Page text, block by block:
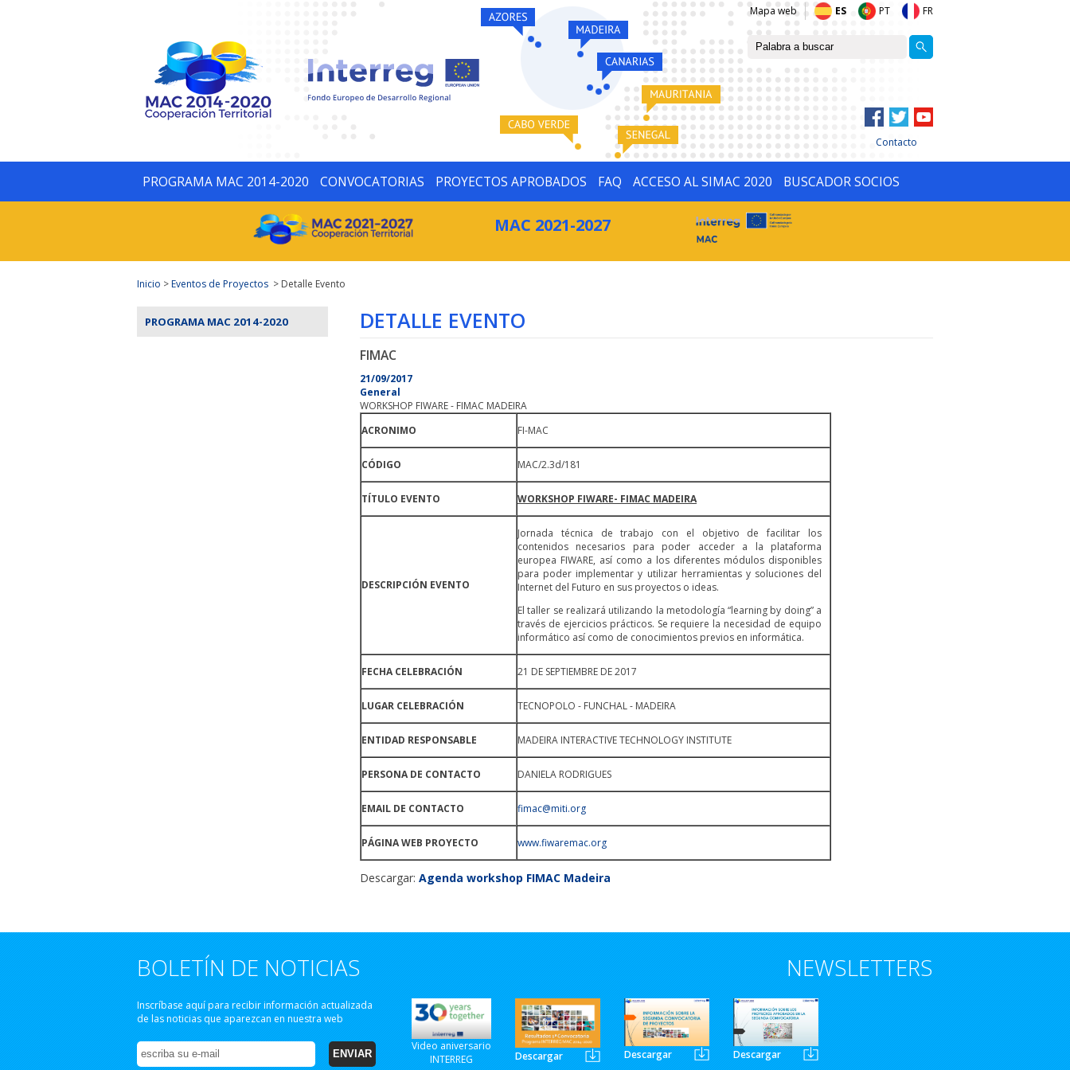
Mapa web ES PT FR
Contacto
PROGRAMA MAC 2014-2020 CONVOCATORIAS PROYECTOS APROBADOS FAQ ACCESO AL SIMAC 2020 BUSCADOR SOCIOS
MAC 2021-2027
Inicio >Eventos de Proyectos > Detalle Evento
PROGRAMA MAC 2014-2020 DETALLE EVENTO
FIMAC
21/09/2017
General
WORKSHOP FIWARE - FIMAC MADEIRA
ACRONIMO
FI-MAC
CÓDIGO MAC/2.3d/181
TÍTULO EVENTO WORKSHOP FIWARE- FIMAC MADEIRA
DESCRIPCIÓN EVENTO
Jornada técnica de trabajo con el objetivo de facilitar los
contenidos necesarios para poder acceder a la plataforma
europea FIWARE, así como a los diferentes módulos disponibles
para poder implementar y utilizar herramientas y soluciones del
Internet del Futuro en sus proyectos o ideas.
El taller se realizará utilizando la metodología “learning by doing” a
través de ejercicios prácticos. Se requiere la necesidad de equipo
informático así como de conocimientos previos en informática.
FECHA CELEBRACIÓN 21 DE SEPTIEMBRE DE 2017
LUGAR CELEBRACIÓN TECNOPOLO - FUNCHAL - MADEIRA
ENTIDAD RESPONSABLE MADEIRA INTERACTIVE TECHNOLOGY INSTITUTE
PERSONA DE CONTACTO DANIELA RODRIGUES
EMAIL DE CONTACTO fimac@miti.org
PÁGINA WEB PROYECTO www.fiwaremac.org
Descargar: Agenda workshop FIMAC Madeira
BOLETÍN DE NOTICIAS
Inscríbase aquí para recibir información actualizada
de las noticias que aparezcan en nuestra web
NEWSLETTERS
Video aniversario
INTERREG
Descargar Descargar Descargar